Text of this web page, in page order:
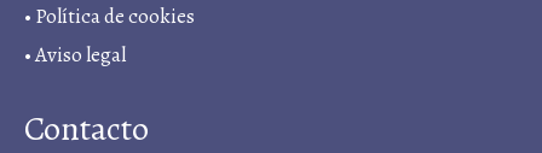
• Política de cookies
•Aviso legal
Contacto